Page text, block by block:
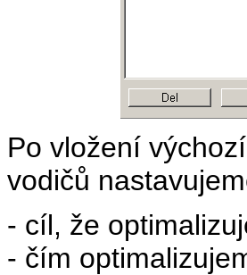
Po vložení
vodičů
- cíl, že
- čím